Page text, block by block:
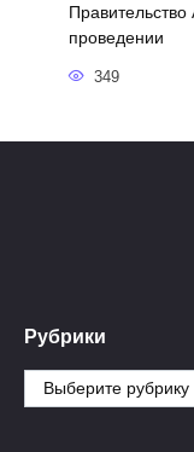
проведении
349
Рубрики
Рубрики